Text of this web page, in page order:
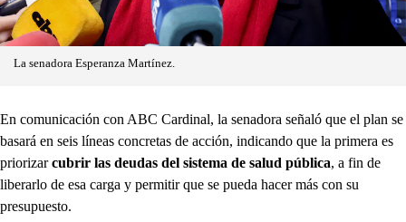
La senadora Esperanza Martínez.
En comunicación con ABC Cardinal, la senadora señaló que el plan se
basará en seis líneas concretas de acción, indicando que la primera es
priorizarcubrir las deudas del sistema de salud pública, a fin de
liberarlo de esa carga y permitir que se pueda hacer más con su
presupuesto.